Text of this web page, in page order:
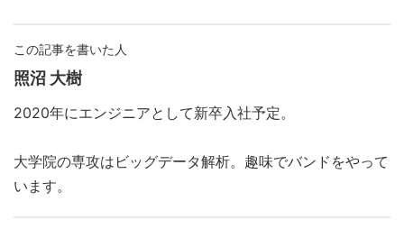
この記事を書いた人
照沼 大樹
2020年にエンジニアとして新卒入社予定。
大学院の専攻はビッグデータ解析。趣味でバンドをやって
います。